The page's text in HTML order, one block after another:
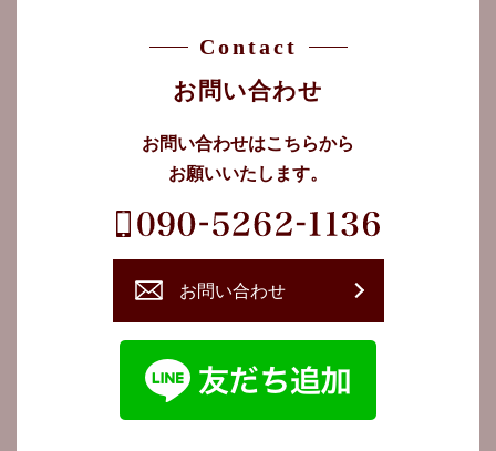
Contact
お問い合わせ
お問い合わせはこちらから
お願いいたします。
お問い合わせ